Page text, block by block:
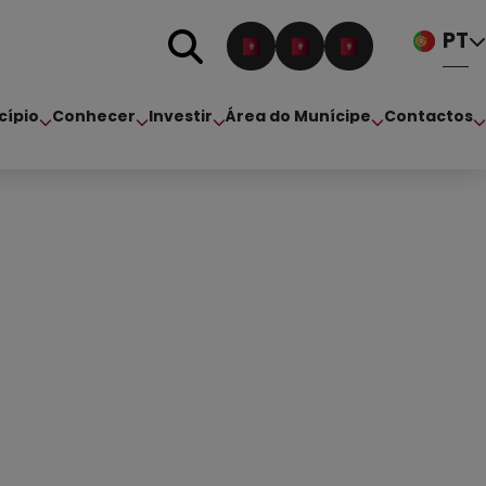
PT
Conhecer Investir Área do Munícipe Contactos